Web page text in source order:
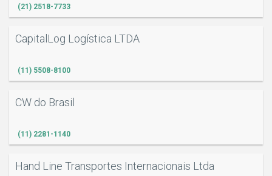
(21) 2518-7733
CapitalLog Logística LTDA
(11) 5508-8100
CW do Brasil
(11) 2281-1140
Hand Line Transportes Internacionais Ltda